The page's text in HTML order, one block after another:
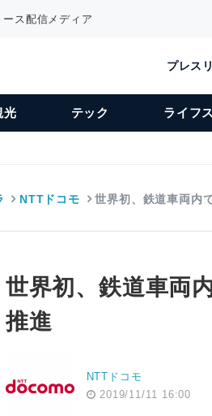
ス配信メディア
プレス
光 テック ライフ
NTTドコモ 世界初、鉄道車両内
世界初、鉄道車両
推進
NTTドコモ
2019/11/11 16:00